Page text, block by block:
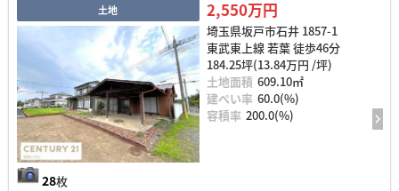
土地
28枚
2,550万円
埼玉県坂戸市石井 1857-1
東武東上線 若葉 徒歩46分
184.25坪(13.84万円 /坪)
土地面積 609.10㎡
建ぺい率 60.0(%)
容積率 200.0(%)